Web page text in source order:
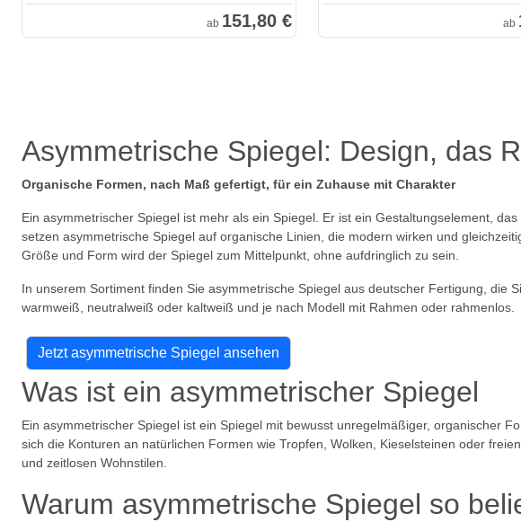
ab 151,80 € ab
Asymmetrische Spiegel: Design, das
Organische Formen, nach Maß gefertigt, für ein Zuhause mit Charakter
Ein asymmetrischer Spiegel ist mehr als ein Spiegel. Er ist ein Gestaltungselement,
setzen asymmetrische Spiegel auf organische Linien, die modern wirken und
Größe und Form wird der Spiegel zum Mittelpunkt, ohne aufdringlich zu sein.
In unserem Sortiment finden Sie asymmetrische Spiegel aus deutscher Fertigung, die
warmweiß, neutralweiß oder kaltweiß und je nach Modell mit Rahmen oder rahmenlos.
Jetzt asymmetrische Spiegel ansehen
Was ist ein asymmetrischer Spiegel
Ein asymmetrischer Spiegel ist ein Spiegel mit bewusst unregelmäßiger, organischer
sich die Konturen an natürlichen Formen wie Tropfen, Wolken, Kieselsteinen oder
und zeitlosen Wohnstilen.
Warum asymmetrische Spiegel so